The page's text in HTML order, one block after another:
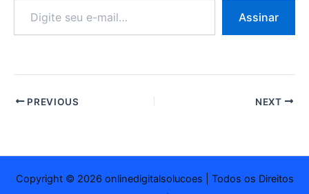
e-
Assinar
PREVIOUS NEXT
Copyright © 2026 onlinedigitalsolucoes | Todos os Direitos